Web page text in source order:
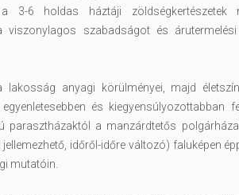
3-6 holdas háztáji zöldségkertészetek
viszonylagos szabadságot és
lakosság anyagi körülményei, majd
és kiegyensúlyozottabban
parasztházaktól a manzárdtetős
jellemezhető, időről-időre változó) faluképen
mutatóin.